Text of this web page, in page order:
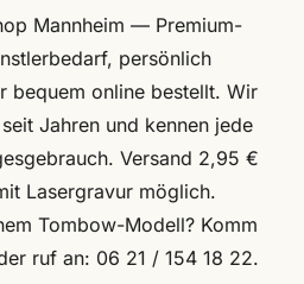
Mannheim — Premium-
persönlich
bequem online bestellt. Wir
Jahren und kennen jede
Versand 2,95 €
Lasergravur möglich.
Tombow-Modell? Komm
ruf an: 06 21 / 154 18 22.